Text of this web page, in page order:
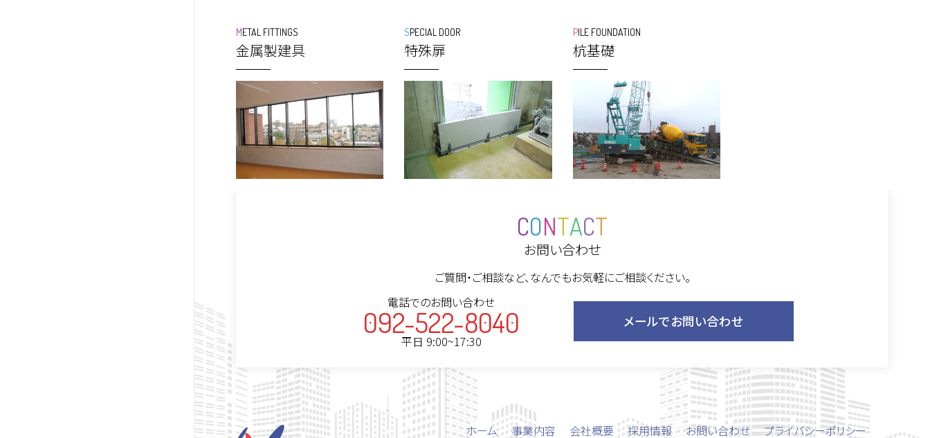
METAL FITTINGS
金属製建具
SPECIAL DOOR
特殊扉
PILE FOUNDATION
杭基礎
CONTACT
お問い合わせ
ご質問・ご相談など、なんでもお気軽にご相談ください。
電話でのお問い合わせ
092-522-8040
平日 9:00~17:30
メールでお問い合わせ
ホーム 事業内容 会社概要 採用情報 お問い合わせ プライバシーポリシー